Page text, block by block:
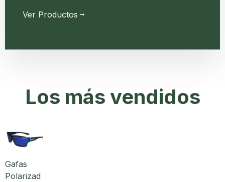
Ver Productos
Los más vendidos
Gafas
Polarizad